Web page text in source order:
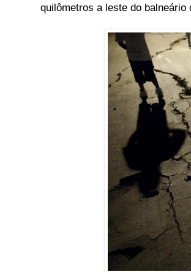
quilômetros a leste do